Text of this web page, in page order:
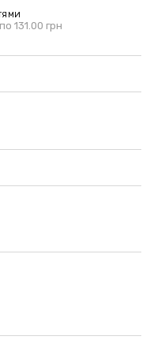
131.00 грн